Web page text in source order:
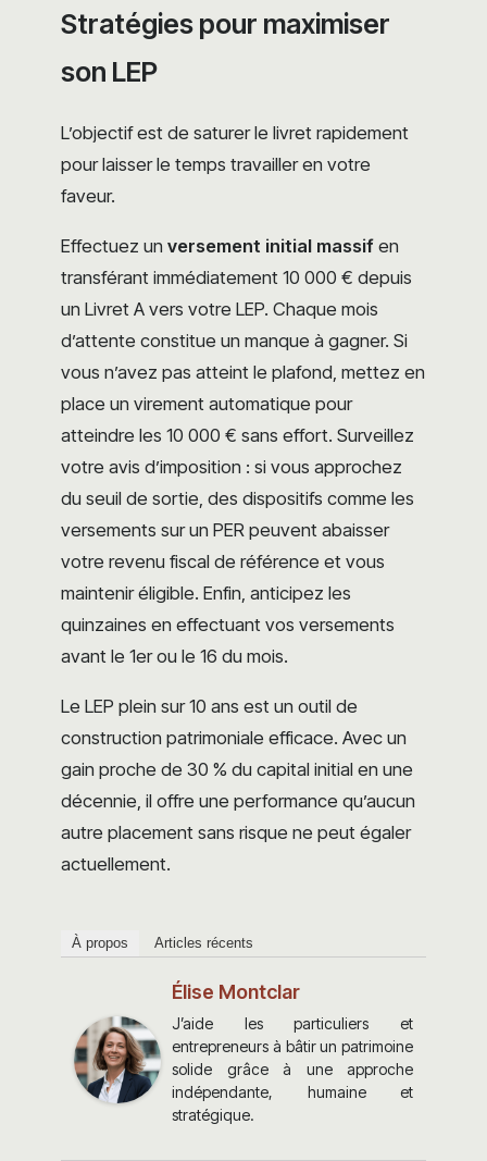
Stratégies pour maximiser
son LEP
L’objectif est de saturer le livret rapidement
pour laisser le temps travailler en votre
faveur.
Effectuez un versement initial massif en
transférant immédiatement 10 000 € depuis
un Livret A vers votre LEP. Chaque mois
d’attente constitue un manque à gagner. Si
vous n’avez pas atteint le plafond, mettez en
place un virement automatique pour
atteindre les 10 000 € sans effort. Surveillez
votre avis d’imposition : si vous approchez
du seuil de sortie, des dispositifs comme les
versements sur un PER peuvent abaisser
votre revenu fiscal de référence et vous
maintenir éligible. Enfin, anticipez les
quinzaines en effectuant vos versements
avant le 1er ou le 16 du mois.
Le LEP plein sur 10 ans est un outil de
construction patrimoniale efficace. Avec un
gain proche de 30 % du capital initial en une
décennie, il offre une performance qu’aucun
autre placement sans risque ne peut égaler
actuellement.
À propos Articles récents
Élise Montclar
J’aide les particuliers et
entrepreneurs à bâtir un patrimoine
solide grâce à une approche
indépendante, humaine et
stratégique.